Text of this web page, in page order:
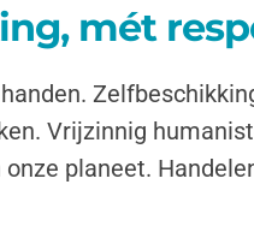
mét
Vrijzinnig
planeet.